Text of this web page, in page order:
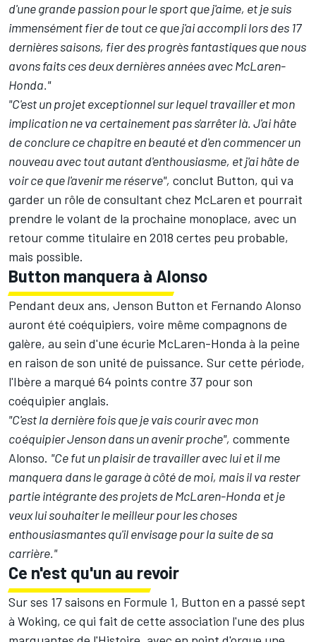
d'une grande passion pour le sport que j'aime, et je suis
immensément fier de tout ce que j'ai accompli lors des 17
dernières saisons, fier des progrès fantastiques que nous
avons faits ces deux dernières années avec McLaren-
Honda."
"C'est un projet exceptionnel sur lequel travailler et mon
implication ne va certainement pas s'arrêter là. J'ai hâte
de conclure ce chapitre en beauté et d'en commencer un
nouveau avec tout autant d'enthousiasme, et j'ai hâte de
voir ce que l'avenir me réserve", conclut Button, qui va
garder un rôle de consultant chez McLaren et pourrait
prendre le volant de la prochaine monoplace, avec un
retour comme titulaire en 2018 certes peu probable,
mais possible.
Button manquera à Alonso
Pendant deux ans, Jenson Button et Fernando Alonso
auront été coéquipiers, voire même compagnons de
galère, au sein d'une écurie McLaren-Honda à la peine
en raison de son unité de puissance. Sur cette période,
l'Ibère a marqué 64 points contre 37 pour son
coéquipier anglais.
"C'est la dernière fois que je vais courir avec mon
coéquipier Jenson dans un avenir proche", commente
Alonso. "Ce fut un plaisir de travailler avec lui et il me
manquera dans le garage à côté de moi, mais il va rester
partie intégrante des projets de McLaren-Honda et je
veux lui souhaiter le meilleur pour les choses
enthousiasmantes qu'il envisage pour la suite de sa
carrière."
Ce n'est qu'un au revoir
Sur ses 17 saisons en Formule 1, Button en a passé sept
à Woking, ce qui fait de cette association l'une des plus